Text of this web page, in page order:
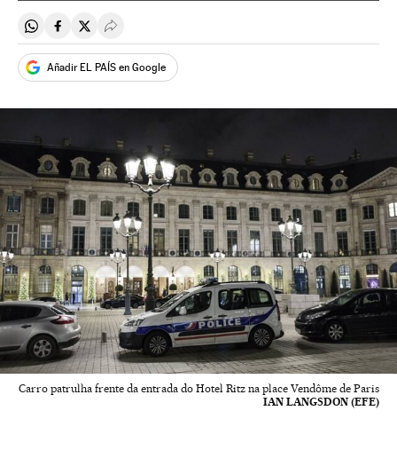
Compartir en Whatsapp
Compartir en Facebook
Compartir en Twitter
Desplegar Redes Sociales
Añadir EL PAÍS en Google
Carro patrulha frente da entrada do Hotel Ritz na place Vendôme de Paris
IAN LANGSDON (EFE)